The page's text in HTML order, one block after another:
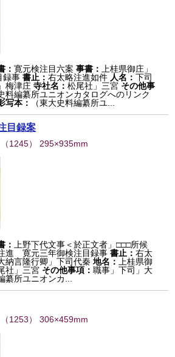
：寛元検注目六案 事書：
上桂県御庄」
録事書止：右太略注進如件 人名：下司
梅津庄 寺社名：松尾社」三宮 その他事
料編纂所ユニオンカタログへのリンク
写本： （東大史料編纂所ユ...
目録案
（1245） 295×935mm
：
上野下代文事＜於正文者」□□□所候
注進 寛元三年御検注目録事書止：右太
納言隆行卿」下司代秦 地名：
上桂県御
社」三宮 その他事項：職事」下司」大
纂所ユニオンカ...
（1253） 306×459mm